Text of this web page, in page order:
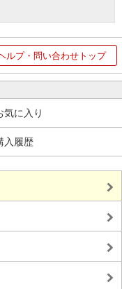
ルプ・問い合わせトップ
気に入り
入履歴